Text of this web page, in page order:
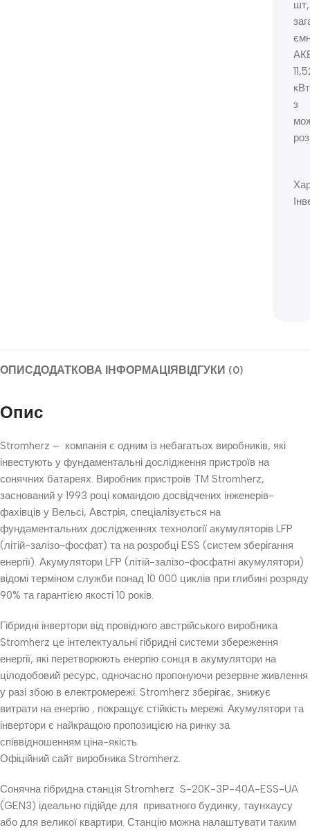
шт,
з
ОПИСДОДАТКОВА ІНФОРМАЦІЯВІДГУКИ (0)
Опис
Stromherz – компанія є одним із небагатьох виробників, які
інвестують у фундаментальні дослідження пристроїв на
сонячних батареях. Виробник пристроїв TM Stromherz,
заснований у 1993 році командою досвідчених інженерів-
фахівців у Вельсі, Австрія, спеціалізується на
фундаментальних дослідженнях технології акумуляторів LFP
(літій-залізо-фосфат) та на розробці ESS (систем зберігання
енергії). Акумулятори LFP (літій-залізо-фосфатні акумулятори)
відомі терміном служби понад 10 000 циклів при глибині розряду
90% та гарантією якості 10 років.
Гібридні інвертори від провідного австрійського виробника
Stromherz це інтелектуальні гібридні системи збереження
енергії, які перетворюють енергію сонця в акумулятори на
цілодобовий ресурс, одночасно пропонуючи резервне живлення
у разі збою в електромережі. Stromherz зберігає, знижує
витрати на енергію , покращує стійкість мережі. Акумулятори та
інвертори є найкращою пропозицією на ринку за
співвідношенням ціна-якість.
Офіційний сайт виробника Stromherz.
Сонячна гібридна станція Stromherz S-20K-3Р-40А-ESS-UA
(GEN3) ідеально підійде для приватного будинку, таунхаусу
або для великої квартири. Станцію можна налаштувати таким